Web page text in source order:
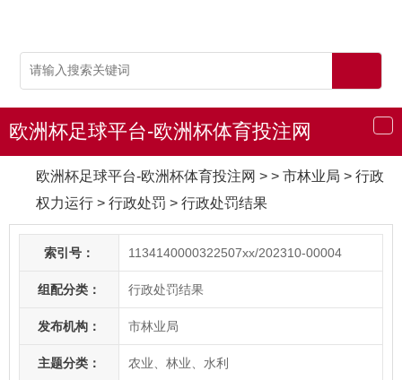
导
航
欧洲杯足球平台-欧洲杯体育投注网
欧洲杯足球平台-欧洲杯体育投注网 > > 市林业局 > 行政
权力运行 > 行政处罚 > 行政处罚结果
索引号： 1134140000322507xx/202310-00004
组配分类： 行政处罚结果
发布机构： 市林业局
主题分类： 农业、林业、水利